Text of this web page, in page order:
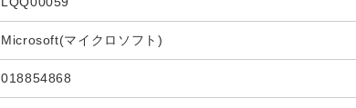
Microsoft(マイクロソフト)
018854868